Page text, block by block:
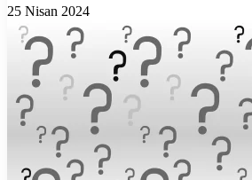
25 Nisan 2024